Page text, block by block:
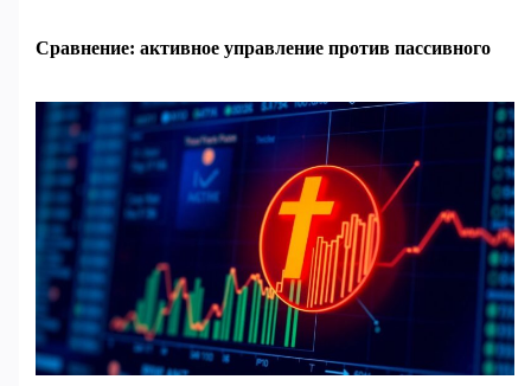
Сравнение: активное управление против пассивного